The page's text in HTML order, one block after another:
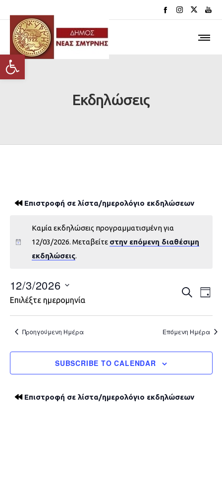
Ανοίξτε τη γραμμή εργαλείων
Εκδηλώσεις
Επιστροφή σε λίστα/ημερολόγιο εκδηλώσεων
Καμία εκδηλώσεις προγραμματισμένη για
12/03/2026. Μεταβείτε στην επόμενη διαθέσιμη
εκδηλώσεις.
Search
and
Views
DAY
12/3/2026
Επιλέξτε ημερομηνία
Προηγούμενη Ημέρα Επόμενη Ημέρα
SUBSCRIBE TO CALENDAR
Επιστροφή σε λίστα/ημερολόγιο εκδηλώσεων